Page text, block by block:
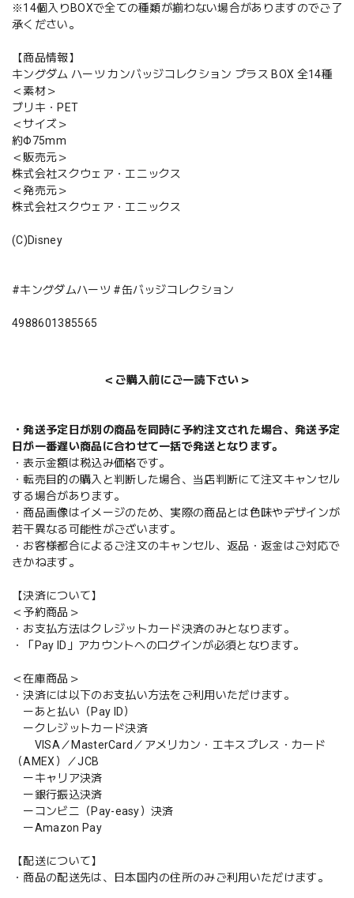
※14個入りBOXで全ての種類が揃わない場合がありますのでご了
承ください。
【商品情報】
キングダム ハーツ カンバッジコレクション プラス BOX 全14種
＜素材＞
ブリキ・PET
＜サイズ＞
約Φ75mm
＜販売元＞
株式会社スクウェア・エニックス
＜発売元＞
株式会社スクウェア・エニックス
(C)Disney
#キングダムハーツ #缶バッジコレクション
4988601385565
＜ご購入前にご一読下さい＞
・発送予定日が別の商品を同時に予約注文された場合、発送予定
日が一番遅い商品に合わせて一括で発送となります。
・表示金額は税込み価格です。
・転売目的の購入と判断した場合、当店判断にて注文キャンセル
する場合があります。
・商品画像はイメージのため、実際の商品とは色味やデザインが
若干異なる可能性がございます。
・お客様都合によるご注文のキャンセル、返品・返金はご対応で
きかねます。
【決済について】
＜予約商品＞
・お支払方法はクレジットカード決済のみとなります。
・「Pay ID」アカウントへのログインが必須となります。
＜在庫商品＞
・決済には以下のお支払い方法をご利用いただけます。
ーあと払い（Pay ID）
ークレジットカード決済
VISA／MasterCard／アメリカン・エキスプレス・カード
（AMEX）／JCB
ーキャリア決済
ー銀行振込決済
ーコンビニ（Pay-easy）決済
ーAmazon Pay
【配送について】
・商品の配送先は、日本国内の住所のみご利用いただけます。